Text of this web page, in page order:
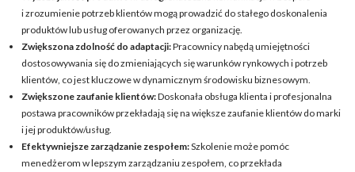
i zrozumienie potrzeb klientów mogą prowadzić do stałego doskonalenia
produktów lub usług oferowanych przez organizację.
Zwiększona zdolność do adaptacji:Pracownicy nabędą umiejętności
dostosowywania się do zmieniających się warunków rynkowych i potrzeb
klientów, co jest kluczowe w dynamicznym środowisku biznesowym.
Zwiększone zaufanie klientów:Doskonała obsługa klienta i profesjonalna
postawa pracowników przekładają się na większe zaufanie klientów do marki
i jej produktów/usług.
Efektywniejsze zarządzanie zespołem:Szkolenie może pomóc
menedżerom w lepszym zarządzaniu zespołem, co przekłada